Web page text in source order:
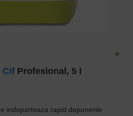
Cif Profesional, 5 l
indeparteaza rapid depunerile